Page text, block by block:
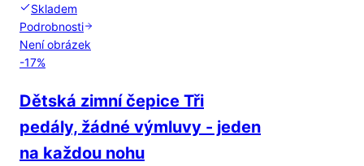
Skladem
Podrobnosti
Není obrázek
-17%
Dětská zimní čepice Tři
pedály, žádné výmluvy - jeden
na každou nohu